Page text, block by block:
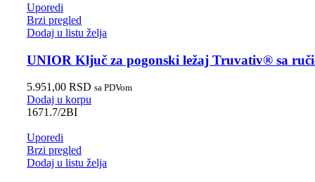
Uporedi
Brzi pregled
Dodaj u listu želja
UNIOR Ključ za pogonski ležaj Truvativ® sa
5.951,00 RSD sa PDVom
Dodaj u korpu
1671.7/2BI
Uporedi
Brzi pregled
Dodaj u listu želja